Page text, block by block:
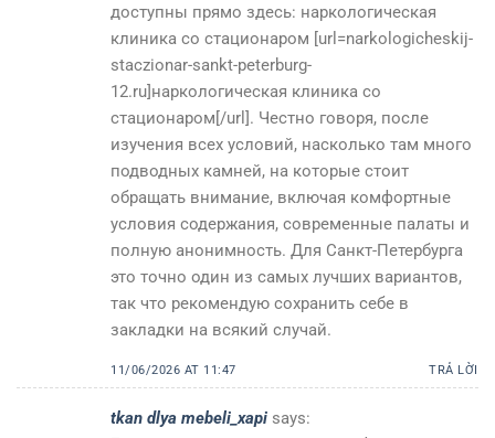
доступны прямо здесь: наркологическая
клиника со стационаром [url=narkologicheskij-
staczionar-sankt-peterburg-
12.ru]наркологическая клиника со
стационаром[/url]. Честно говоря, после
изучения всех условий, насколько там много
подводных камней, на которые стоит
обращать внимание, включая комфортные
условия содержания, современные палаты и
полную анонимность. Для Санкт-Петербурга
это точно один из самых лучших вариантов,
так что рекомендую сохранить себе в
закладки на всякий случай.
11/06/2026 AT 11:47 TRẢ LỜI
tkan dlya mebeli_xapi says: